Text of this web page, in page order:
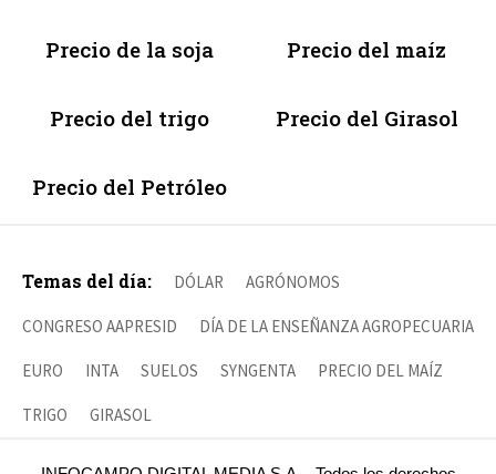
Precio de la soja Precio del maíz
Precio del trigo Precio del Girasol
Precio del Petróleo
Temas del día: DÓLAR AGRÓNOMOS
CONGRESO AAPRESID DÍA DE LA ENSEÑANZA AGROPECUARIA
EURO INTA SUELOS SYNGENTA PRECIO DEL MAÍZ
TRIGO GIRASOL